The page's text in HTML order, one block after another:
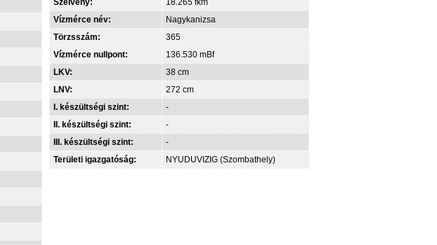
Szelvény:
18.265 fkm
Vízmérce név:
Nagykanizsa
Törzsszám:
365
Vízmérce nullpont:
136.530 mBf
LKV:
38 cm
LNV:
272 cm
I. készültségi szint:
-
II. készültségi szint:
-
III. készültségi szint:
-
Területi igazgatóság:
NYUDUVIZIG (Szombathely)